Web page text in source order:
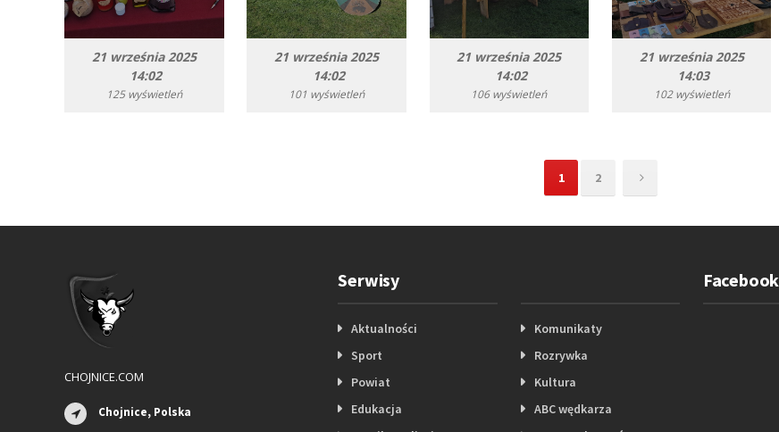
21 września 2025
14:02
125 wyświetleń
21 września 2025
14:02
101 wyświetleń
21 września 2025
14:02
106 wyświetleń
21 września 2025
14:03
102 wyświetleń
1 2
CHOJNICE.COM
Chojnice, Polska
Serwisy
Aktualności
Sport
Powiat
Edukacja
Komunikaty
Rozrywka
Kultura
ABC wędkarza
Facebook